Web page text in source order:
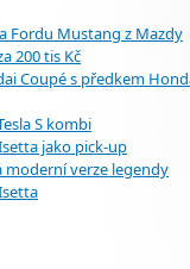
Fordu Mustang z Mazdy
200 tis Kč
Coupé s předkem
S kombi
jako pick-up
moderní verze legendy